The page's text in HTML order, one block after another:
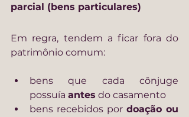
parcial (bens particulares)
Em regra, tendem a ficar fora do
patrimônio comum:
bens que cada cônjuge
possuía antes do casamento
bens recebidos por doação ou